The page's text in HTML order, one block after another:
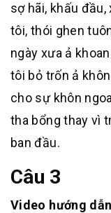
sợ hãi, khấu
tôi, thói ghen
ngày xưa ả
tôi bỏ trốn ả
cho sự khôn
tha bổng thay vì
ban đầu.
Câu 3
Video hướng